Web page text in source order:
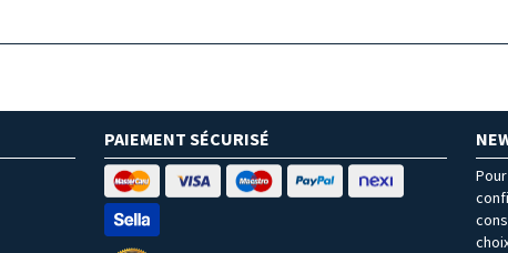
PAIEMENT SÉCURISÉ